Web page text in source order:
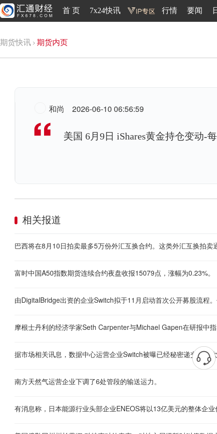
首 页 7x24快讯 行情 要闻
期货快讯 期货内页
和尚 2026-06-10 06:56:59
美国 6月9日 iShares黄金持仓变动-
相关报道
富时中国A50指数期货连续合约夜盘收报15079点，涨幅为0.23%。
据市场相关讯息，数据中心运营企业Switch被曝已经秘密递交了首
南方天然气运营企业下调了6处管段的输送运力。